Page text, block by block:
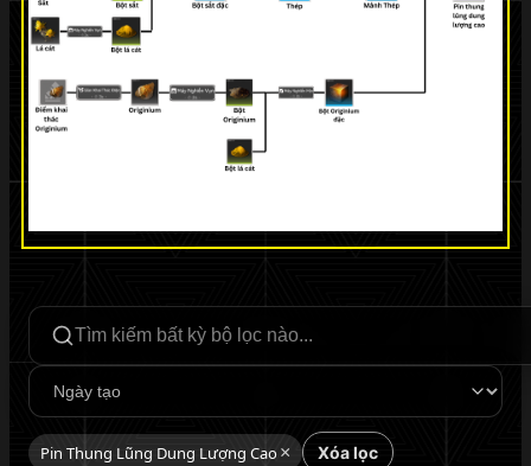
Tìm kiếm bộ lọc
Sắp xếp
Pin Thung Lũng Dung Lượng Cao× Xóa lọc